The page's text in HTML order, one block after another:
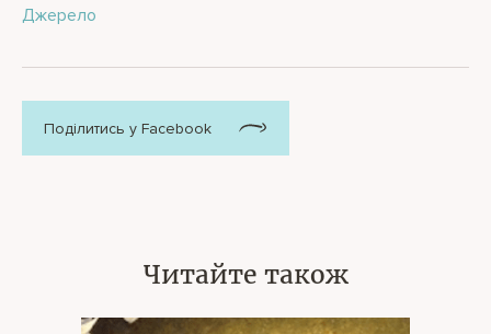
Джерело
Поділитись у Facebook
Читайте також